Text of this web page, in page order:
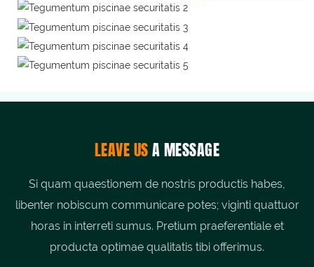
LEAVE USA MESSAGE
Si quam quaestionem de nostris productis habes,
libenter nobiscum communicare potes; viginti quattuor
horas in interreti sumus. Pretium praeferentiale et
producta optimae qualitatis tibi offerimus.